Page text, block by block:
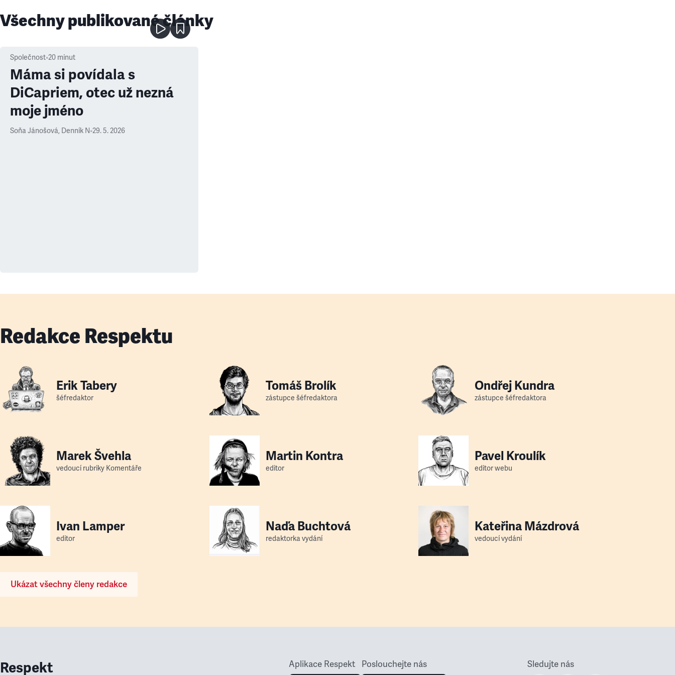
Všechny publikované články
Společnost•20 minut
Máma si povídala s
DiCapriem, otec už nezná
moje jméno
Soňa Jánošová, Denník N•29. 5. 2026
Redakce Respektu
Erik Tabery
šéfredaktor
Tomáš Brolík
zástupce šéfredaktora
Ondřej Kundra
zástupce šéfredaktora
Marek Švehla
vedoucí rubriky Komentáře
Martin Kontra
editor
Pavel Kroulík
editor webu
Ivan Lamper
editor
Naďa Buchtová
redaktorka vydání
Kateřina Mázdrová
vedoucí vydání
Ukázat všechny členy redakce
Respekt Aplikace Respekt Poslouchejte nás Sledujte nás